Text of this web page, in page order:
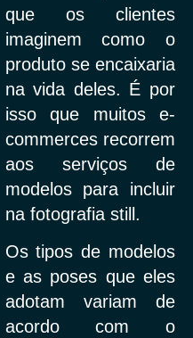
que os clientes
imaginem como o
produto se encaixaria
na vida deles. É por
isso que muitos e-
commerces recorrem
aos serviços de
modelos para incluir
na fotografia still.
Os tipos de modelos
e as poses que eles
adotam variam de
acordo com o